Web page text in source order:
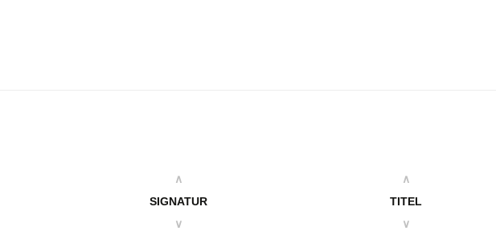
∧
SIGNATUR
∨
∧
TITEL
∨